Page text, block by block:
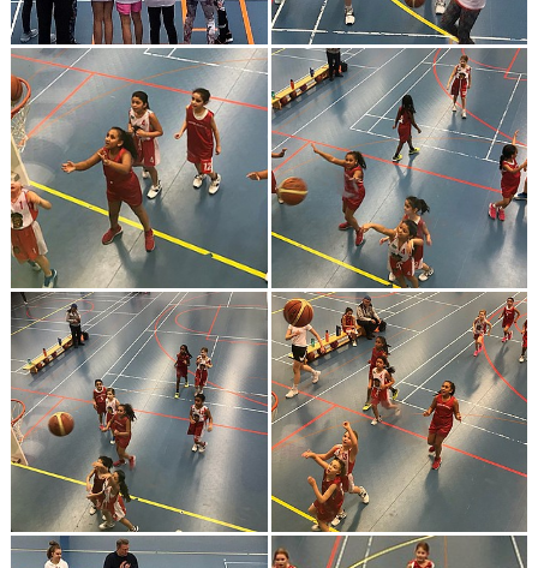
BEAT-THE-PRO
CUPRESULTAT